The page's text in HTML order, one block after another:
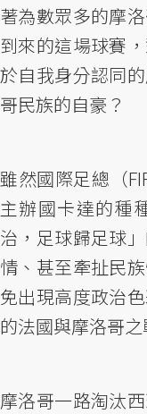
著為數眾多的摩
到來的這場球賽
於自我身分認同
哥民族的自豪？
雖然國際足總（
主辦國卡達的種
治，足球歸足球
情、甚至牽扯民
免出現高度政治
的法國與摩洛哥之
摩洛哥一路淘汰